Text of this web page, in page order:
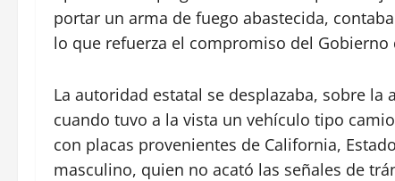
portar un arma de fuego abastecida,
lo que refuerza el compromiso del
La autoridad estatal se desplazaba, sobre la
cuando tuvo a la vista un vehículo tipo
con placas provenientes de California,
masculino, quien no acató las señales de